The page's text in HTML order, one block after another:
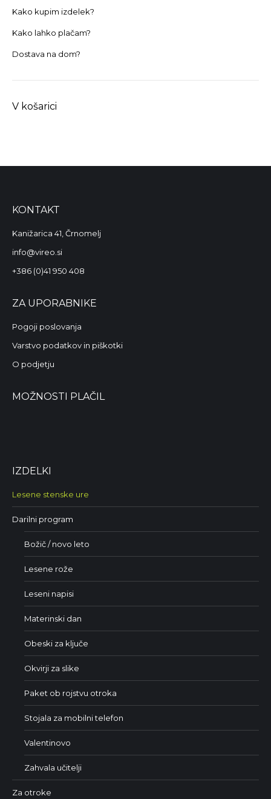
Kako kupim izdelek?
Kako lahko plačam?
Dostava na dom?
V košarici
KONTAKT
Kanižarica 41, Črnomelj
info@vireo.si
+386 (0)41 950 408
ZA UPORABNIKE
Pogoji poslovanja
Varstvo podatkov in piškotki
O podjetju
MOŽNOSTI PLAČIL
IZDELKI
Lesene stenske ure
Darilni program
Božič / novo leto
Lesene rože
Leseni napisi
Materinski dan
Obeski za ključe
Okvirji za slike
Paket ob rojstvu otroka
Stojala za mobilni telefon
Valentinovo
Zahvala učitelji
Za otroke